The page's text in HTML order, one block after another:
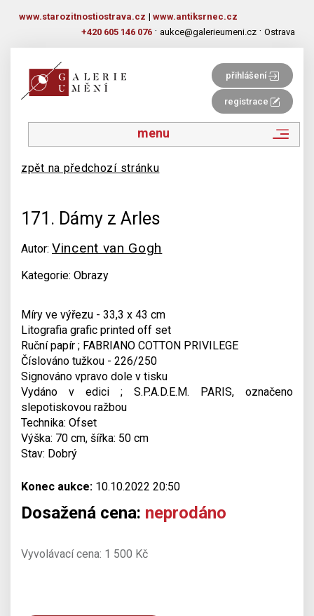
www.starozitnostiostrava.cz | www.antiksrnec.cz
+420 605 146 076 · aukce@galerieumeni.cz · Ostrava
přihlášení
registrace
menu
zpět na předchozí stránku
171. Dámy z Arles
Autor: Vincent van Gogh
Kategorie: Obrazy
Míry ve výřezu - 33,3 x 43 cm
Litografia grafic printed off set
Ruční papír ; FABRIANO COTTON PRIVILEGE
Číslováno tužkou - 226/250
Signováno vpravo dole v tisku
Vydáno v edici ; S.P.A.D.E.M. PARIS, označeno
slepotiskovou ražbou
Technika: Ofset
Výška: 70 cm, šířka: 50 cm
Stav: Dobrý
Konec aukce: 10.10.2022 20:50
Dosažená cena: neprodáno
Vyvolávací cena: 1 500 Kč